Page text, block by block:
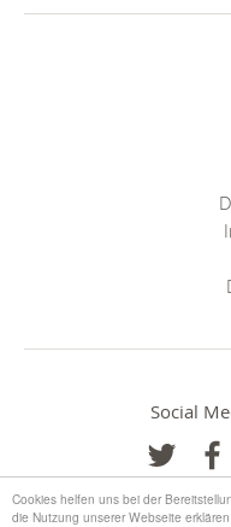
Cookies helfen uns bei der
die Nutzung unserer Webseite
Social